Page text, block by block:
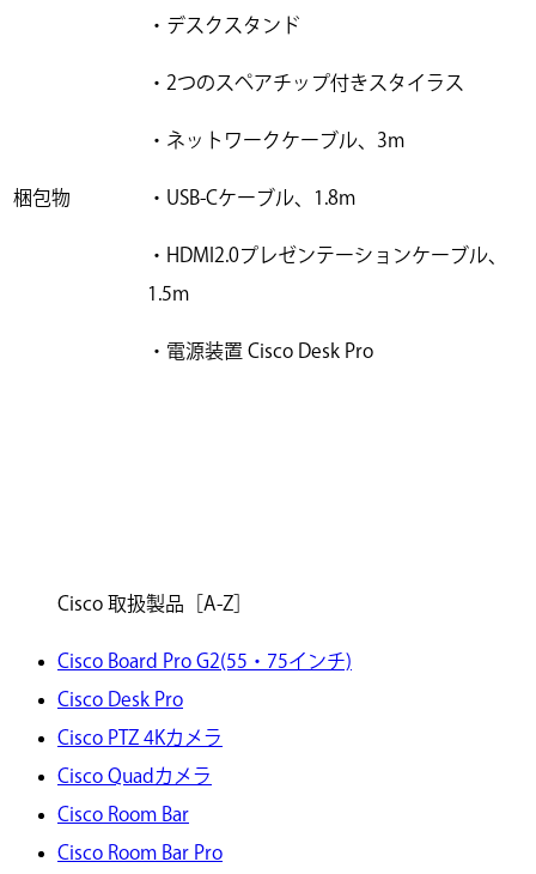
梱包物
・デスクスタンド
・2つのスペアチップ付きスタイラス
・ネットワークケーブル、3m
・USB-Cケーブル、1.8m
・HDMI2.0プレゼンテーションケーブル、
1.5m
・電源装置 Cisco Desk Pro
Cisco 取扱製品［A-Z］
Cisco Board Pro G2(55・75インチ)
Cisco Desk Pro
Cisco PTZ 4Kカメラ
Cisco Quadカメラ
Cisco Room Bar
Cisco Room Bar Pro